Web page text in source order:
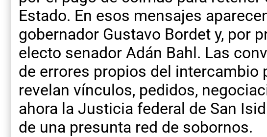
Estado. En esos mensajes
gobernador Gustavo Bordet y, por
electo senador Adán Bahl. Las
de errores propios del intercambio
revelan vínculos, pedidos,
ahora la Justicia federal de San
de una presunta red de sobornos.